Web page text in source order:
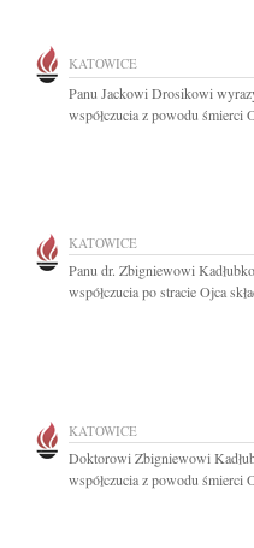
KATOWICE
Panu Jackowi Drosikowi
współczucia z powodu śmierci
KATOWICE
Panu dr. Zbigniewowi
współczucia po stracie Ojca
KATOWICE
Doktorowi Zbigniewowi
współczucia z powodu śmierci